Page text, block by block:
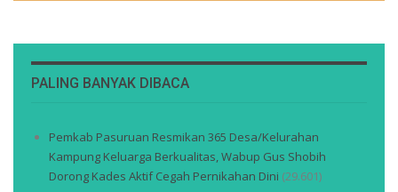
PALING BANYAK DIBACA
Pemkab Pasuruan Resmikan 365 Desa/Kelurahan
Kampung Keluarga Berkualitas, Wabup Gus Shobih
Dorong Kades Aktif Cegah Pernikahan Dini (29.601)